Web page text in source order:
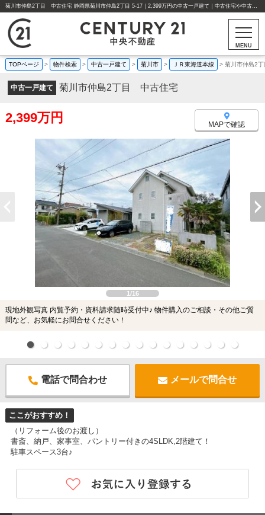
菊川市仲島2丁目 中古住宅 静岡県菊川市仲島2丁目 5-17｜2,399万円の中古一戸建て｜中古住宅や中古物件情報｜センチュリー21中央不動産
MENU
TOPページ > 物件検索 > 中古一戸建て > 菊川市 > ＪＲ東海道本線 > 菊川市仲島2
中古一戸建て 菊川市仲島2丁目 中古住宅
2,399万円 MAPで確認
1/16
現地外観写真 内覧予約・資料請求随時受付中♪ 物件購入のご相談・その他ご質
問など、お気軽にお問合せください！
電話で問合わせ メールで問合せ
ここがおすすめ！
（リフォーム後のお渡し）
書斎、納戸、家事室、パントリー付きの4SLDK,2階建て！
駐車スペース3台♪